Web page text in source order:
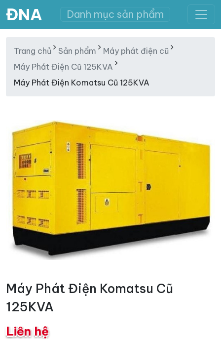
ĐNA Danh mục sản phẩm
Trang chủ Sản phẩm
Máy phát điện cũ
Máy Phát Điện Cũ 125KVA
Máy Phát Điện Komatsu Cũ 125KVA
Máy Phát Điện Komatsu Cũ
125KVA
Liên hệ